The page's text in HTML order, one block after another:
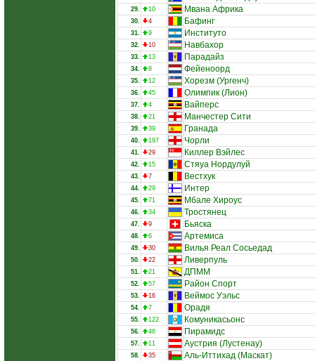
29. 10 Мвана Африка
30. 4 Бафинг
31. 9 Институто
32. 10 Навбахор
33. 13 Парадайз
34. 8 Фейеноорд
35. 12 Хорезм (Ургенч)
36. 45 Олимпик (Лион)
37. 4 Вайперс
38. 21 Манчестер Сити
39. 39 Гранада
40. 197 Чорли
41. 29 Киллер Вэйлес
42. 15 Стяуа Нордулуй
43. 7 Вестхук
44. 29 Интер
45. 71 Мбале Хироус
46. 34 Тростянец
47. 9 Бьяска
48. 6 Артемиса
49. 30 Вилья Реал Сосьедад
50. 22 Ливерпуль
51. 21 ДПММ
52. 57 Район Спорт
53. 16 Веймос Уэльс
54. 7 Орадя
55. 122 Комуникасьонс
56. 46 Пирамидс
57. 11 Аустрия (Лустенау)
58. 35 Аль-Иттихад (Маскат)